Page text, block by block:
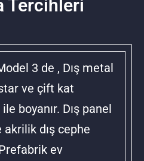
Tercihleri
3 de , Dış metal
ve çift kat
boyanır. Dış panel
dış cephe
ev